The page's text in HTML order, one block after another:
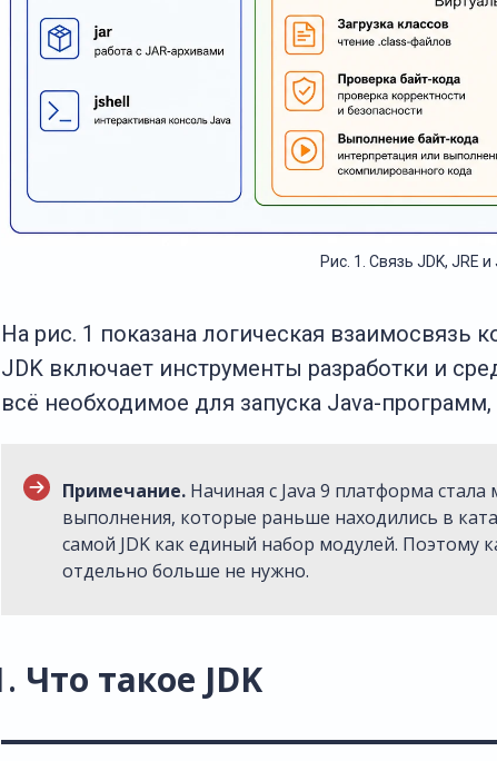
Рис. 1. Связь JDK, JRE и
На рис. 1 показана логическая взаимосвязь
JDK включает инструменты разработки и
всё необходимое для запуска Java-
Примечание. Начиная с Java 9 платформа
выполнения, которые раньше находились в
самой JDK как единый набор модулей. Поэтому
отдельно больше не нужно.
Что такое JDK